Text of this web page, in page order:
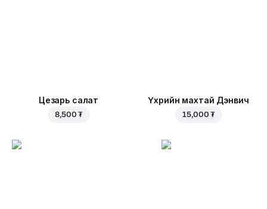
Цезарь салат
8,500 ₮
Үхрийн махтай Дэнвич
15,000 ₮